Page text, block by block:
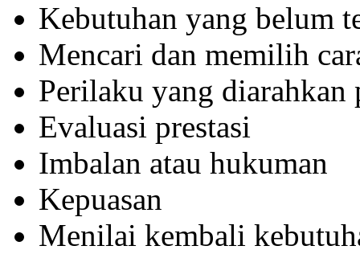
Kebutuhan yang belum
Mencari dan memilih
Perilaku yang diarahkan
Evaluasi prestasi
Imbalan atau hukuman
Kepuasan
Menilai kembali